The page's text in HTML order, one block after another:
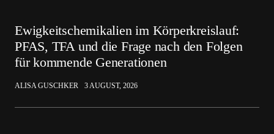
Ewigkeitschemikalien im Körperkreislauf:
PFAS, TFA und die Frage nach den Folgen
für kommende Generationen
ALISA GUSCHKER 3 AUGUST, 2026